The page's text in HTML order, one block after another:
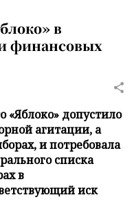
в
финансовых
«Яблоко» допустило
агитации, а
и потребовала
списка
в
иск